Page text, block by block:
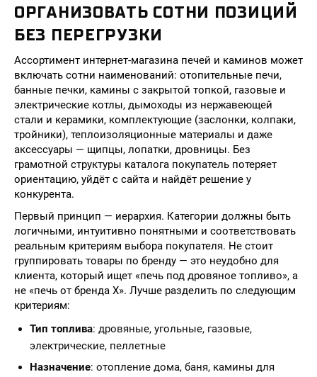
ОРГАНИЗОВАТЬ СОТНИ ПОЗИЦИЙ
БЕЗ ПЕРЕГРУЗКИ
Ассортимент интернет-магазина печей и каминов может
включать сотни наименований: отопительные печи,
банные печки, камины с закрытой топкой, газовые и
электрические котлы, дымоходы из нержавеющей
стали и керамики, комплектующие (заслонки, колпаки,
тройники), теплоизоляционные материалы и даже
аксессуары — щипцы, лопатки, дровницы. Без
грамотной структуры каталога покупатель потеряет
ориентацию, уйдёт с сайта и найдёт решение у
конкурента.
Первый принцип — иерархия. Категории должны быть
логичными, интуитивно понятными и соответствовать
реальным критериям выбора покупателя. Не стоит
группировать товары по бренду — это неудобно для
клиента, который ищет «печь под дровяное топливо», а
не «печь от бренда X». Лучше разделить по следующим
критериям:
Тип топлива: дровяные, угольные, газовые,
электрические, пеллетные
Назначение: отопление дома, баня, камины для